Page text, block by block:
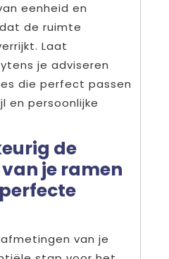
eenheid en
de ruimte
Laat
je adviseren
die perfect passen
en persoonlijke
de
je ramen
van je